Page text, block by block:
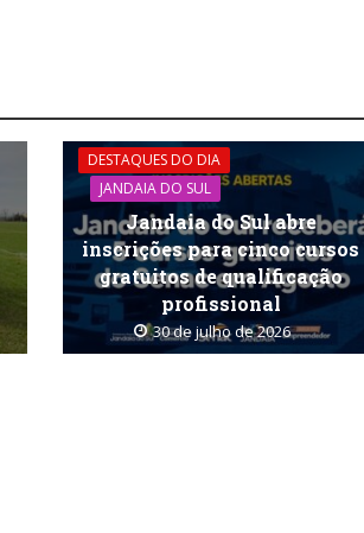
DESTAQUES DO DIA
JANDAIA DO SUL
Jandaia do Sul abre
inscrições para cinco cursos
gratuitos de qualificação
profissional
30 de julho de 2026